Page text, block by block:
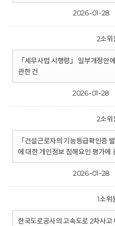
2026-01-28
2소위
「세무사법 시행령」 일부개정안
관한 건
2026-01-28
2소위
「건설근로자의 기능등급확인증
에 대한 개인정보 침해요인 평가에
2026-01-28
1소위
한국도로공사의 고속도로 2차사고